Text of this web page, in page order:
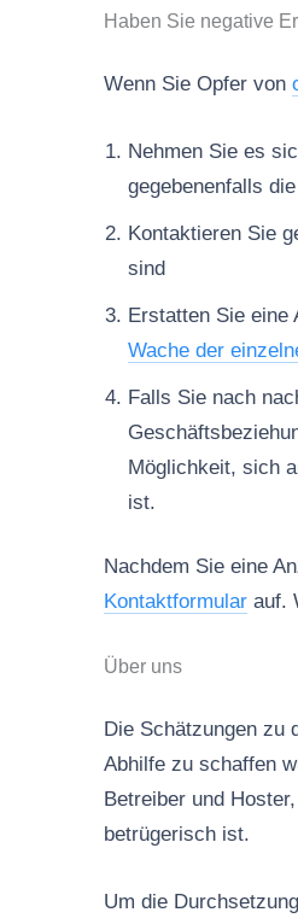
Haben Sie negative
Wenn Sie Opfer von
Nehmen Sie es
gegebenenfalls
Kontaktieren Sie
sind
Erstatten Sie eine
Wache der
Falls Sie nach
Möglichkeit, sich
ist.
Nachdem Sie eine
Kontaktformular auf.
Über uns
Die Schätzungen zu
Abhilfe zu schaffen
Betreiber und
betrügerisch ist.
Um die